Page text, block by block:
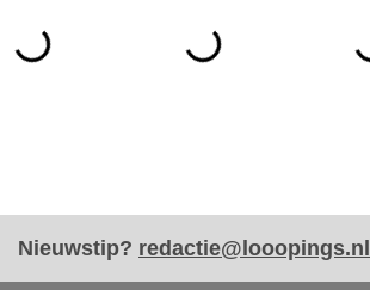
Nieuwstip? redactie@looopings.nl